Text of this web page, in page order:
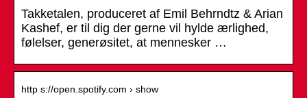
Takketalen, produceret af Emil Behrndtz & Arian
Kashef, er til dig der gerne vil hylde ærlighed,
følelser, generøsitet, at mennesker …
http s://open.spotify.com › show